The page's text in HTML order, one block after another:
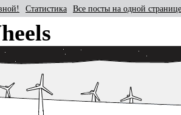
Статистика Все посты на одной странице